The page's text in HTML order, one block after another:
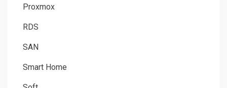
Proxmox
RDS
SAN
Smart Home